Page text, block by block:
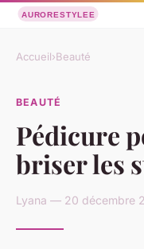
Accueil›Beauté
BEAUTÉ
Pédicure
briser les
Lyana — 20 décembre